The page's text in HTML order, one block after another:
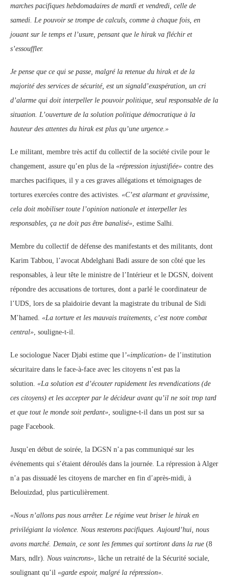
marches pacifiques hebdomadaires de mardi et vendredi, celle de
samedi. Le pouvoir se trompe de calculs, comme à chaque fois, en
jouant sur le temps et l’usure, pensant que le hirak va fléchir et
s’essouffler.
Je pense que ce qui se passe, malgré la retenue du hirak et de la
majorité des services de sécurité, est un signald’exaspération, un cri
d’alarme qui doit interpeller le pouvoir politique, seul responsable de la
situation. L’ouverture de la solution politique démocratique à la
hauteur des attentes du hirak est plus qu’une urgence.»
Le militant, membre très actif du collectif de la société civile pour le
changement, assure qu’en plus de la «répression injustifiée» contre des
marches pacifiques, il y a ces graves allégations et témoignages de
tortures exercées contre des activistes. «C’est alarmant et gravissime,
cela doit mobiliser toute l’opinion nationale et interpeller les
responsables, ça ne doit pas être banalisé», estime Salhi.
Membre du collectif de défense des manifestants et des militants, dont
Karim Tabbou, l’avocat Abdelghani Badi assure de son côté que les
responsables, à leur tête le ministre de l’Intérieur et le DGSN, doivent
répondre des accusations de tortures, dont a parlé le coordinateur de
l’UDS, lors de sa plaidoirie devant la magistrate du tribunal de Sidi
M’hamed. «La torture et les mauvais traitements, c’est notre combat
central», souligne-t-il.
Le sociologue Nacer Djabi estime que l’«implication» de l’institution
sécuritaire dans le face-à-face avec les citoyens n’est pas la
solution. «La solution est d’écouter rapidement les revendications (de
ces citoyens) et les accepter par le décideur avant qu’il ne soit trop tard
et que tout le monde soit perdant», souligne-t-il dans un post sur sa
page Facebook.
Jusqu’en début de soirée, la DGSN n’a pas communiqué sur les
événements qui s’étaient déroulés dans la journée. La répression à Alger
n’a pas dissuadé les citoyens de marcher en fin d’après-midi, à
Belouizdad, plus particulièrement.
«Nous n’allons pas nous arrêter. Le régime veut briser le hirak en
privilégiant la violence. Nous resterons pacifiques. Aujourd’hui, nous
avons marché. Demain, ce sont les femmes qui sortiront dans la rue (8
Mars, ndlr). Nous vaincrons», lâche un retraité de la Sécurité sociale,
soulignant qu’il «garde espoir, malgré la répression».